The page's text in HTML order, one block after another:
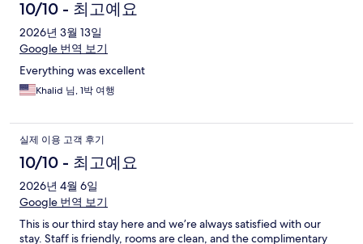
10/10 - 최고예요
2026년 3월 13일
Google 번역 보기
Everything was excellent
Khalid 님, 1박 여행
실제 이용 고객 후기
10/10 - 최고예요
2026년 4월 6일
Google 번역 보기
This is our third stay here and we’re always satisfied with our
stay. Staff is friendly, rooms are clean, and the complimentary